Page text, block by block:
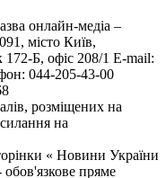
онлайн-медіа –
місто Київ,
Б, офіс 208/1 E-mail:
044-205-43-00
розміщених на
на
« Новини України
обов'язкове пряме